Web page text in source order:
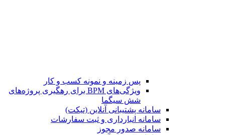
پس زمینه و نمونه کسب و کار
ویژگی‌های BPM برای رهگیری پروژه‌های
شش سیگما
سامانه پشتیبانی آنلاین (تیکت)
سامانه انبارداری و ثبت سفارشات
سامانه صدور مجوز